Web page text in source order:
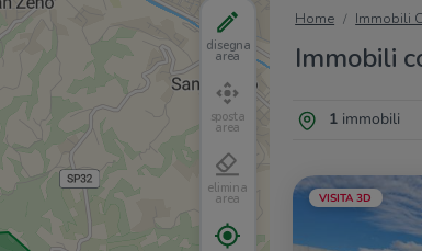
Home Immobili
Immobili
1immobili
VISITA 3D
disegna
area
sposta
area
elimina
area